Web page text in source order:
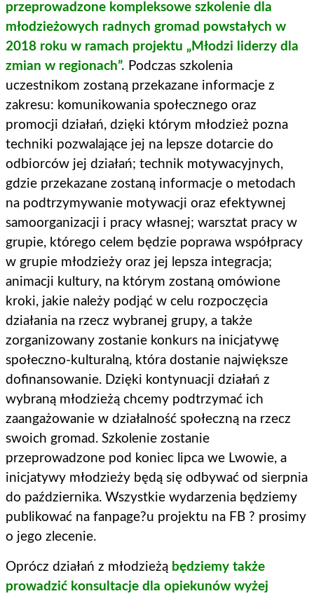
przeprowadzone kompleksowe szkolenie dla
młodzieżowych radnych gromad powstałych w
2018 roku w ramach projektu „Młodzi liderzy dla
zmian w regionach”. Podczas szkolenia
uczestnikom zostaną przekazane informacje z
zakresu: komunikowania społecznego oraz
promocji działań, dzięki którym młodzież pozna
techniki pozwalające jej na lepsze dotarcie do
odbiorców jej działań; technik motywacyjnych,
gdzie przekazane zostaną informacje o metodach
na podtrzymywanie motywacji oraz efektywnej
samoorganizacji i pracy własnej; warsztat pracy w
grupie, którego celem będzie poprawa współpracy
w grupie młodzieży oraz jej lepsza integracja;
animacji kultury, na którym zostaną omówione
kroki, jakie należy podjąć w celu rozpoczęcia
działania na rzecz wybranej grupy, a także
zorganizowany zostanie konkurs na inicjatywę
społeczno-kulturalną, która dostanie największe
dofinansowanie. Dzięki kontynuacji działań z
wybraną młodzieżą chcemy podtrzymać ich
zaangażowanie w działalność społeczną na rzecz
swoich gromad. Szkolenie zostanie
przeprowadzone pod koniec lipca we Lwowie, a
inicjatywy młodzieży będą się odbywać od sierpnia
do października. Wszystkie wydarzenia będziemy
publikować na fanpage?u projektu na FB ? prosimy
o jego zlecenie.
Oprócz działań z młodzieżą będziemy także
prowadzić konsultacje dla opiekunów wyżej